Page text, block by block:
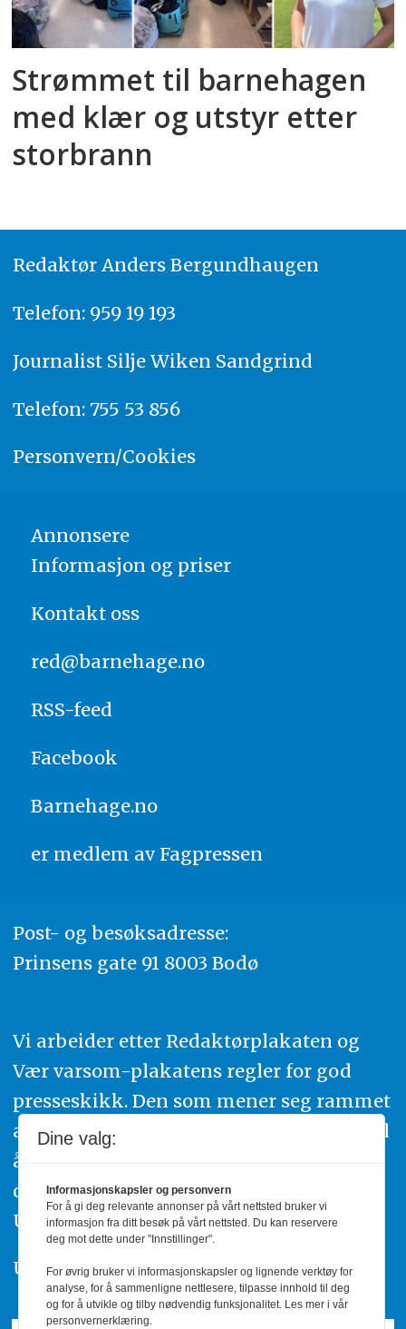
Strømmet til barnehagen
med klær og utstyr etter
storbrann
Redaktør Anders Bergundhaugen
Telefon: 959 19 193
Journalist Silje Wiken Sandgrind
Telefon: 755 53 856
Personvern/Cookies
Annonsere
Informasjon og priser
Kontakt oss
red@barnehage.no
RSS-feed
Facebook
Barnehage.no
er medlem av Fagpressen
Post- og besøksadresse:
Prinsens gate 91 8003 Bodø
Vi arbeider etter Redaktørplakaten og
Vær varsom-plakatens regler for god
presseskikk. Den som mener seg rammet
av urettmessig publisering, oppfordres til
å ta kontakt med redaksjonen. Du kan
også klage inn saker til Pressens Faglige
Utvalg,www.pfu.no.
Utgiver: PBL
Dine valg:
Informasjonskapsler og personvern
For å gi deg relevante annonser på vårt nettsted bruker vi
informasjon fra ditt besøk på vårt nettsted. Du kan reservere
deg mot dette under "Innstillinger".
For øvrig bruker vi informasjonskapsler og lignende verktøy for
analyse, for å sammenligne nettlesere, tilpasse innhold til deg
og for å utvikle og tilby nødvendig funksjonalitet. Les mer i vår
personvernerklæring.